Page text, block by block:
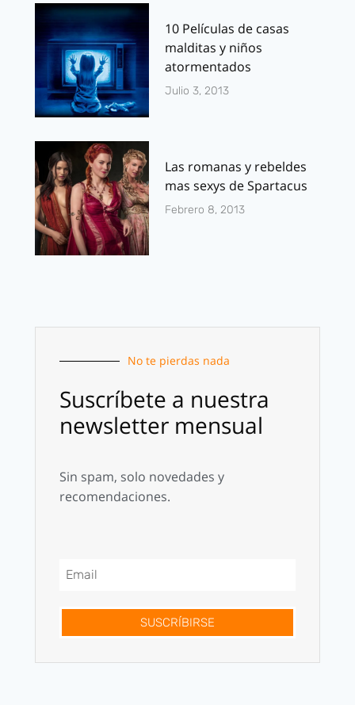
10 Películas de casas
malditas y niños
atormentados
Julio 3, 2013
Las romanas y rebeldes
mas sexys de Spartacus
Febrero 8, 2013
No te pierdas nada
Suscríbete a nuestra
newsletter mensual
Sin spam, solo novedades y
recomendaciones.
SUSCRÍBIRSE